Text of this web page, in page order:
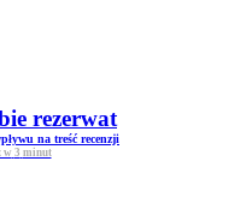
rezerwat
na treść recenzji
w 3 minut